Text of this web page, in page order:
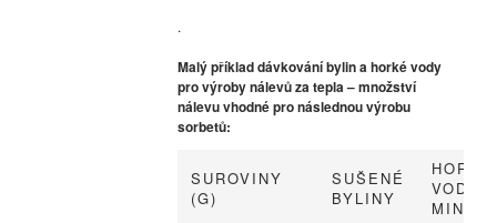
.
Malý příklad dávkování bylin a horké vody
pro výroby nálevů za tepla – množství
nálevu vhodné pro následnou výrobu
sorbetů:
SUROVINY
(G)
SUŠENÉ
BYLINY
HORKÁ
VODA /